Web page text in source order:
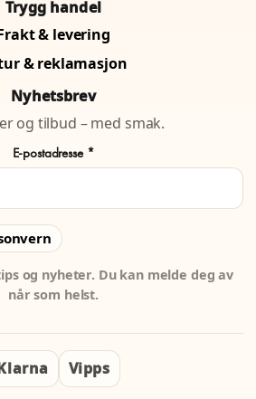
Trygg handel
& levering
& reklamasjon
Nyhetsbrev
og tilbud – med smak.
E-postadresse *
og nyheter. Du kan melde deg av
når som helst.
Vipps